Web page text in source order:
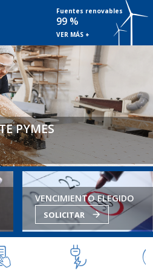
Fuentes renovables
99 %
VER MÁS +
PYMES
VENCIMIENTO ELEGIDO
SOLICITAR